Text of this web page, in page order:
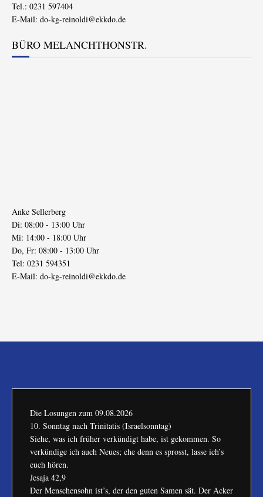
Tel.: 0231 597404
E-Mail: do-kg-reinoldi@ekkdo.de
BÜRO MELANCHTHONSTR.
Anke Sellerberg
Di: 08:00 - 13:00 Uhr
Mi: 14:00 - 18:00 Uhr
Do, Fr: 08:00 - 13:00 Uhr
Tel: 0231 594351
E-Mail: do-kg-reinoldi@ekkdo.de
Die Losungen zum 09.08.2026
10. Sonntag nach Trinitatis (Israelsonntag)
Siehe, was ich früher verkündigt habe, ist gekommen. So
verkündige ich auch Neues; ehe denn es sprosst, lasse ich’s
euch hören.
Jesaja 42,9
Der Menschensohn ist’s, der den guten Samen sät. Der Acker